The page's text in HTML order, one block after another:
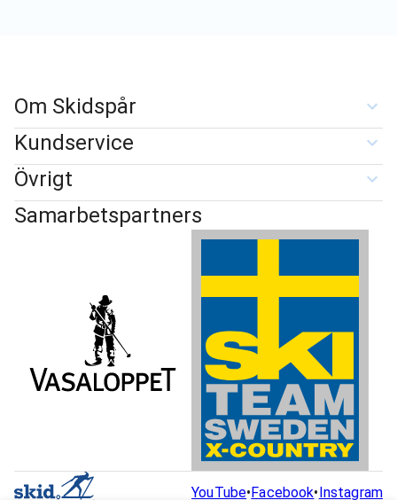
Om Skidspår
Kundservice
Övrigt
Samarbetspartners
YouTube•Facebook•Instagram